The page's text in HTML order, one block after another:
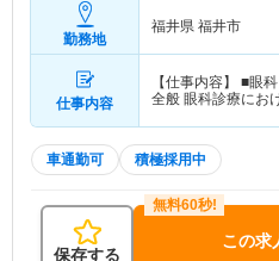
勤務地
福井県 福井市
仕事内容
【仕事内容】 ■眼
全般 眼科診療にお
車通勤可 積極採用中
保存する
この求